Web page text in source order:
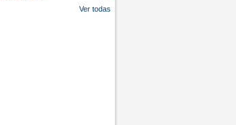
Ver todas